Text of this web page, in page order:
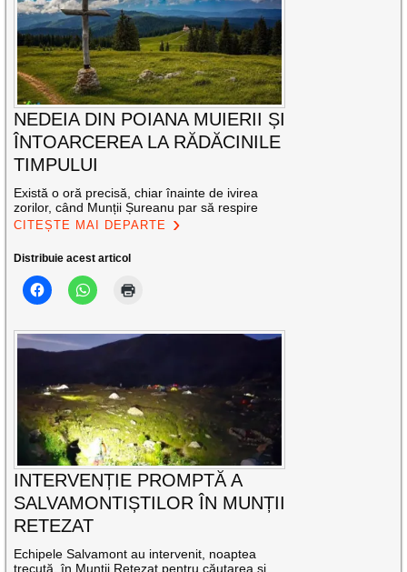
NEDEIA DIN POIANA MUIERII ȘI
ÎNTOARCEREA LA RĂDĂCINILE
TIMPULUI
Există o oră precisă, chiar înainte de ivirea
zorilor, când Munții Șureanu par să respire
CITEȘTE MAI DEPARTE
Distribuie acest articol
INTERVENȚIE PROMPTĂ A
SALVAMONTIȘTILOR ÎN MUNȚII
RETEZAT
Echipele Salvamont au intervenit, noaptea
trecută, în Munții Retezat pentru căutarea și